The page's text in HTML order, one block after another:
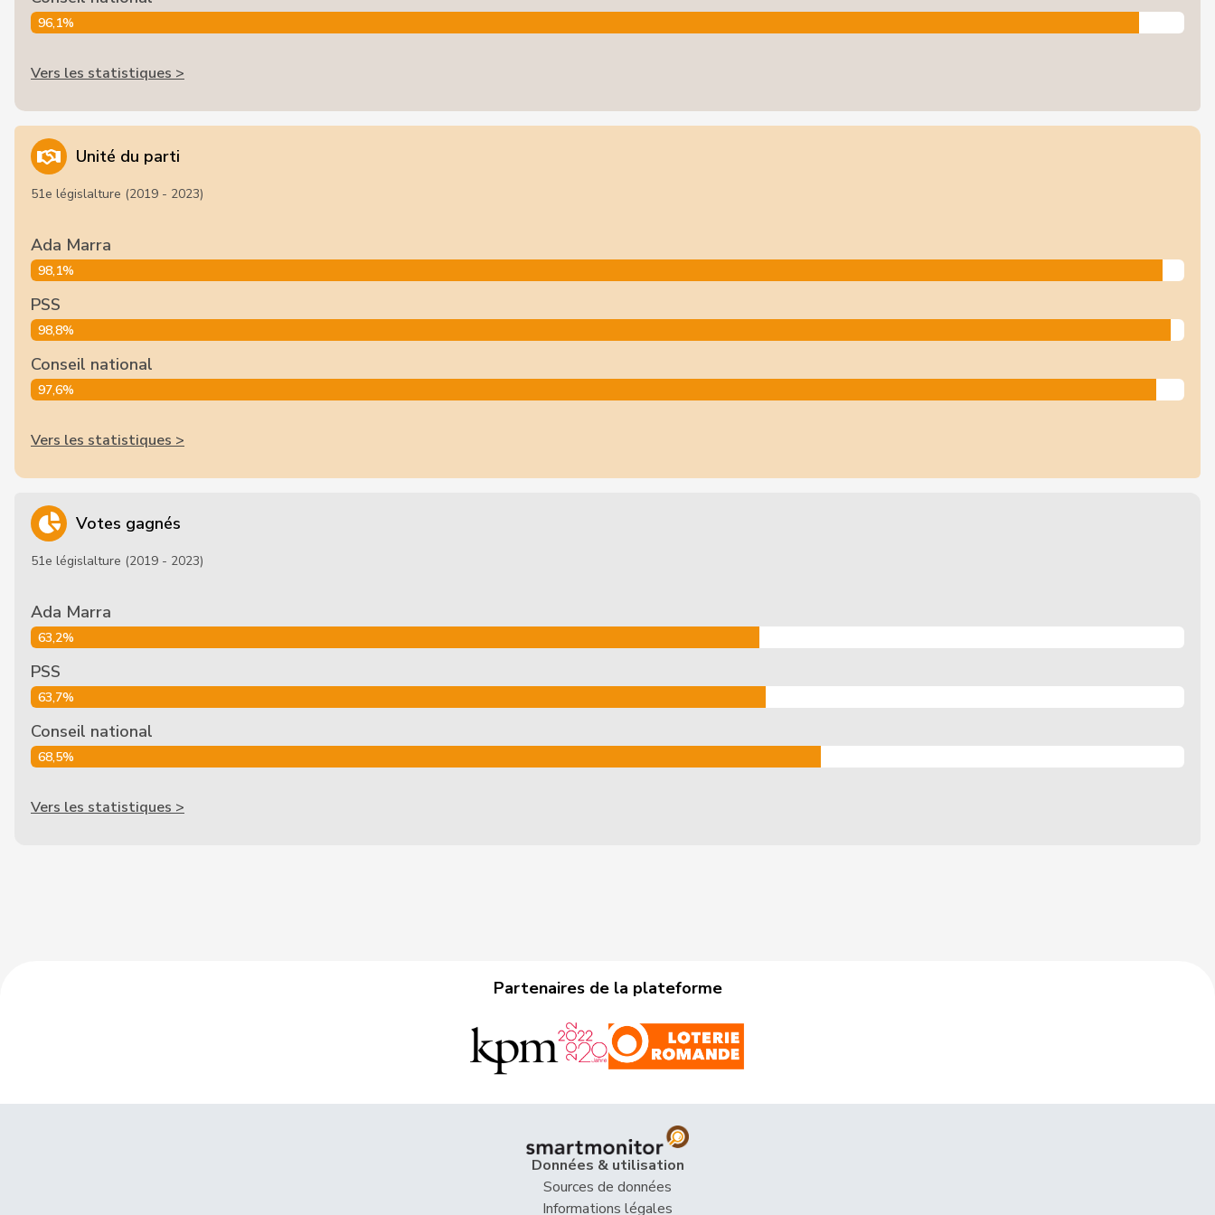
96,1%
Vers les statistiques >
Unité du parti
51e législalture (2019 - 2023)
Ada Marra
98,1%
PSS
98,8%
Conseil national
97,6%
Vers les statistiques >
Votes gagnés
51e législalture (2019 - 2023)
Ada Marra
63,2%
PSS
63,7%
Conseil national
68,5%
Vers les statistiques >
Partenaires de la plateforme
Données & utilisation
Sources de données
Informations légales